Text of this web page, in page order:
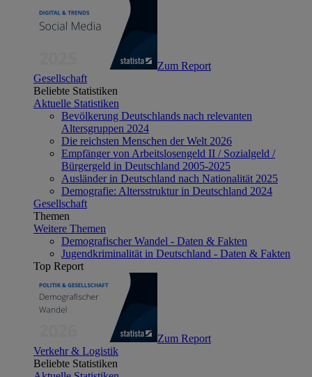
Zum Report
Gesellschaft
Beliebte Statistiken
Aktuelle Statistiken
Bevölkerung Deutschlands nach relevanten
Altersgruppen 2024
Die reichsten Menschen der Welt 2026
Empfänger von Arbeitslosengeld II / Sozialgeld /
Bürgergeld in Deutschland 2005-2025
Ausländer in Deutschland nach Nationalität 2025
Demografie: Altersstruktur in Deutschland 2024
Gesellschaft
Themen
Weitere Themen
Demografischer Wandel - Daten & Fakten
Jugendkriminalität in Deutschland - Daten & Fakten
Top Report
Zum Report
Verkehr & Logistik
Beliebte Statistiken